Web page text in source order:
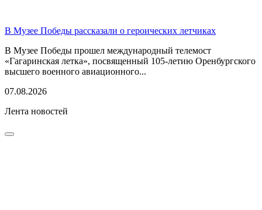
В Музее Победы рассказали о героических летчиках
В Музее Победы прошел международный телемост
«Гагаринская летка», посвященный 105-летию Оренбургского
высшего военного авиационного...
07.08.2026
Лента новостей